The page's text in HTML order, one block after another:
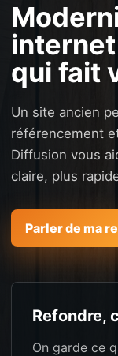
qui fait
Un site ancien
référencement
Diffusion vous
claire, plus
Parler de ma
Refondre,
On garde ce